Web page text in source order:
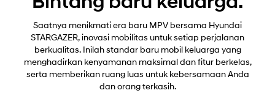
Saatnya menikmati era baru MPV bersama Hyundai
STARGAZER, inovasi mobilitas untuk setiap perjalanan
berkualitas. Inilah standar baru mobil keluarga yang
menghadirkan kenyamanan maksimal dan fitur berkelas,
serta memberikan ruang luas untuk kebersamaan Anda
dan orang terkasih.